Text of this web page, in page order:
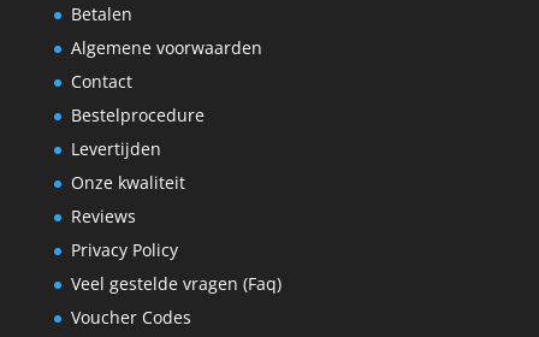
Betalen
Algemene voorwaarden
Contact
Bestelprocedure
Levertijden
Onze kwaliteit
Reviews
Privacy Policy
Veel gestelde vragen (Faq)
Voucher Codes